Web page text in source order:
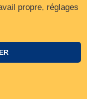
propre, réglages